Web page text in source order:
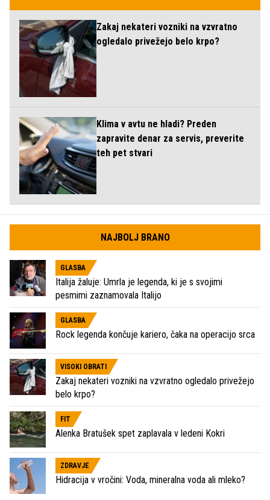
Zakaj nekateri vozniki na vzvratno
ogledalo privežejo belo krpo?
Klima v avtu ne hladi? Preden
zapravite denar za servis, preverite
teh pet stvari
NAJBOLJ BRANO
GLASBA
Italija žaluje: Umrla je legenda, ki je s svojimi
pesmimi zaznamovala Italijo
GLASBA
Rock legenda končuje kariero, čaka na operacijo srca
VISOKI OBRATI
Zakaj nekateri vozniki na vzvratno ogledalo privežejo
belo krpo?
FIT
Alenka Bratušek spet zaplavala v ledeni Kokri
ZDRAVJE
Hidracija v vročini: Voda, mineralna voda ali mleko?